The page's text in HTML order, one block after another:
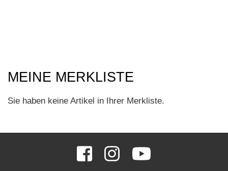
MEINE MERKLISTE
Sie haben keine Artikel in Ihrer Merkliste.
FacebookInstagramYouTube